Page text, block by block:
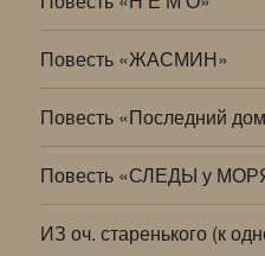
Повесть «ЖАСМИН»
Повесть «Последний
Повесть «СЛЕДЫ у
ИЗ оч. старенького (к